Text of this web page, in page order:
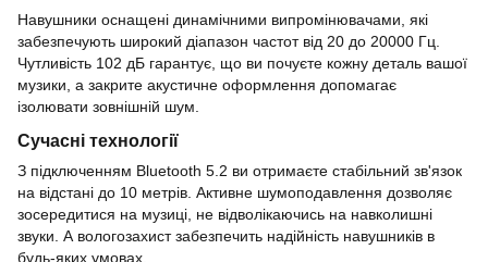
Навушники оснащені динамічними випромінювачами, які
забезпечують широкий діапазон частот від 20 до 20000 Гц.
Чутливість 102 дБ гарантує, що ви почуєте кожну деталь вашої
музики, а закрите акустичне оформлення допомагає
ізолювати зовнішній шум.
Сучасні технології
З підключенням Bluetooth 5.2 ви отримаєте стабільний зв'язок
на відстані до 10 метрів. Активне шумоподавлення дозволяє
зосередитися на музиці, не відволікаючись на навколишні
звуки. А вологозахист забезпечить надійність навушників в
будь-яких умовах.